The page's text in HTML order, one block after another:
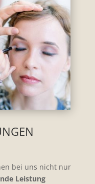
bei uns nicht nur
Leistung